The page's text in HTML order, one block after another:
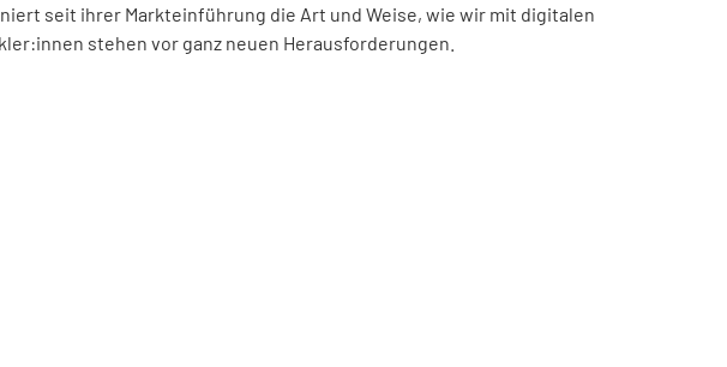
seit ihrer Markteinführung die Art und Weise, wie wir mit digitalen
stehen vor ganz neuen Herausforderungen.